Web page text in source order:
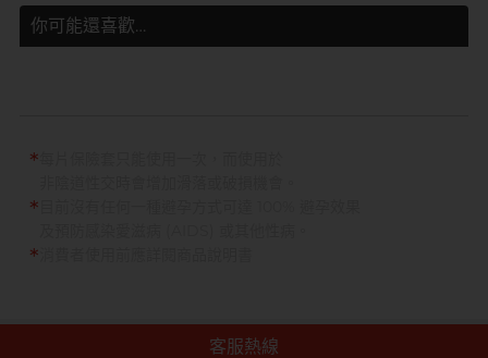
你可能還喜歡…
*
*
*
客服熱線